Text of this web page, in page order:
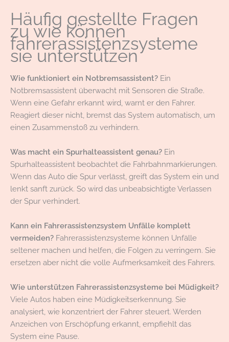
Häufig gestellte Fragen
zu wie können
fahrerassistenzsysteme
sie unterstützen
Wie funktioniert ein Notbremsassistent? Ein
Notbremsassistent überwacht mit Sensoren die Straße.
Wenn eine Gefahr erkannt wird, warnt er den Fahrer.
Reagiert dieser nicht, bremst das System automatisch, um
einen Zusammenstoß zu verhindern.
Was macht ein Spurhalteassistent genau? Ein
Spurhalteassistent beobachtet die Fahrbahnmarkierungen.
Wenn das Auto die Spur verlässt, greift das System ein und
lenkt sanft zurück. So wird das unbeabsichtigte Verlassen
der Spur verhindert.
Kann ein Fahrerassistenzsystem Unfälle komplett
vermeiden? Fahrerassistenzsysteme können Unfälle
seltener machen und helfen, die Folgen zu verringern. Sie
ersetzen aber nicht die volle Aufmerksamkeit des Fahrers.
Wie unterstützen Fahrerassistenzsysteme bei Müdigkeit?
Viele Autos haben eine Müdigkeitserkennung. Sie
analysiert, wie konzentriert der Fahrer steuert. Werden
Anzeichen von Erschöpfung erkannt, empfiehlt das
System eine Pause.